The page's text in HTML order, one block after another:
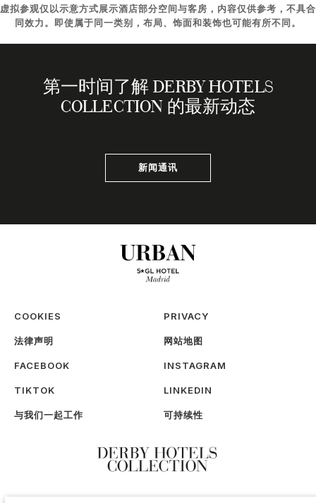
虚拟参观仅以示意方式展示酒店部分空间与客房，内容仅供参考，不具合
同效力。即使属于同一类别，布局、饰面和装饰也可能有所不同。
第一时间了解 DERBY HOTELS
COLLECTION 的最新动态
新闻通讯
COOKIES PRIVACY
法律声明 网站地图
FACEBOOK INSTAGRAM
TIKTOK LINKEDIN
与我们一起工作 可持续性